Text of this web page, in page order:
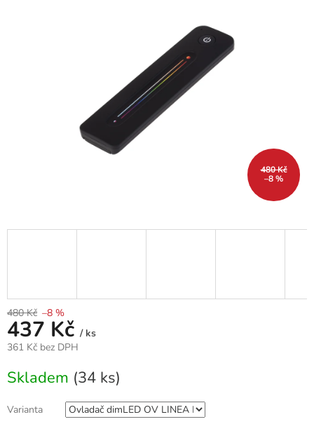
480 Kč
–8 %
480 Kč –8 %
437 Kč / ks
361 Kč bez DPH
cena:
Skladem (34 ks)
Varianta